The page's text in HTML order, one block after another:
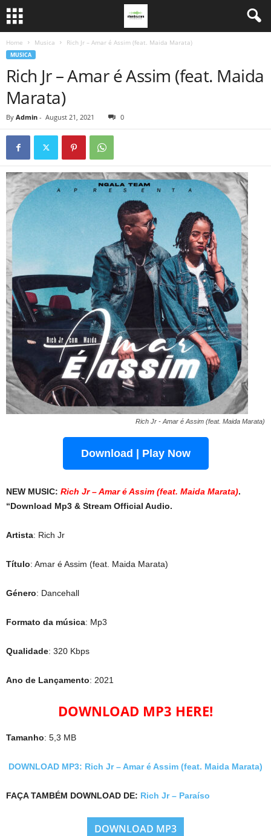
Home Musica Rich Jr – Amar é Assim (feat. Maida Marata)
MUSICA
Rich Jr – Amar é Assim (feat. Maida
Marata)
By Admin - August 21, 2021 0
Rich Jr - Amar é Assim (feat. Maida Marata)
Download | Play Now
NEW MUSIC: Rich Jr – Amar é Assim (feat. Maida Marata).
“Download Mp3 & Stream Official Audio.
Artista: Rich Jr
Título: Amar é Assim (feat. Maida Marata)
Género: Dancehall
Formato da música: Mp3
Qualidade: 320 Kbps
Ano de Lançamento: 2021
DOWNLOAD MP3 HERE!
Tamanho: 5,3 MB
DOWNLOAD MP3: Rich Jr – Amar é Assim (feat. Maida Marata)
FAÇA TAMBÉM DOWNLOAD DE: Rich Jr – Paraíso
DOWNLOAD MP3